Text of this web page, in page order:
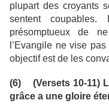
plupart des croyants
sentent
présomptueux de
l’Evangile ne vise
objectif est de les
(6) (Versets 10-11)
grâce a une gloire